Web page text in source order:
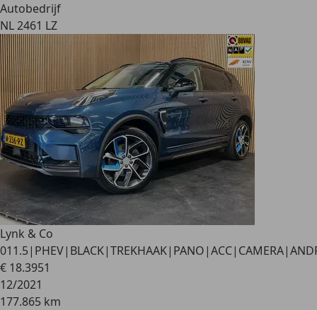
Autobedrijf
NL 2461 LZ
Lynk & Co
01
€ 18.3951
12/2021
177.865 km